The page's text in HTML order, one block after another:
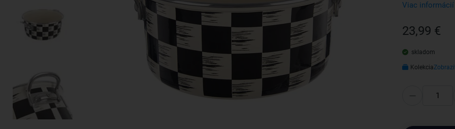
Viac informácií
23,99 €
skladom
Kolekcia